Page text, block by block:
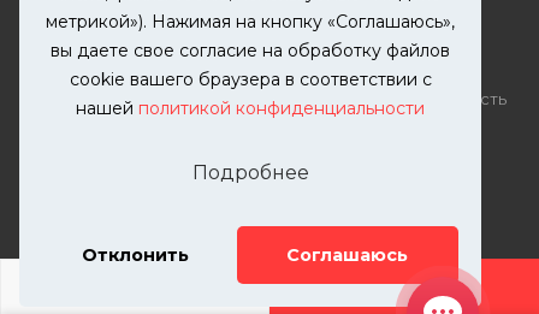
метрикой»). Нажимая на кнопку «Соглашаюсь»,
вы даете свое согласие на обработку файлов
cookie вашего браузера в соответствии с
нашей политикой конфиденциальности
Подробнее
Отклонить Соглашаюсь
ДОБАВИТЬ УСЛУГУ
2026 © KUTUZOVV | Кузовной ремонт и покраска
автомобилей. Вся информация на сайте – собственность
разрешения запрещена. Все права защищены.
Телефон: 8(499)-302-00-57